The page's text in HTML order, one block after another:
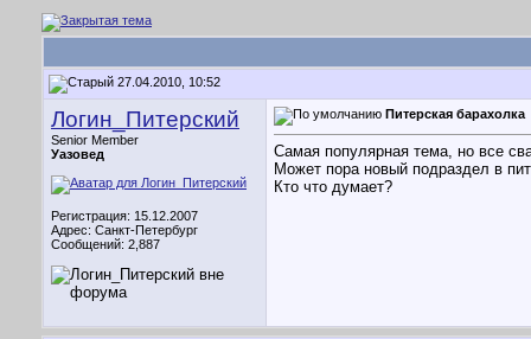
27.04.2010, 10:52
Логин_Питерский
Senior Member
Уазовед
Регистрация: 15.12.2007
Адрес: Санкт-Петербург
Сообщений: 2,887
Питерская барахолка
Самая популярная тема, но все
Может пора новый подраздел в
Кто что думает?